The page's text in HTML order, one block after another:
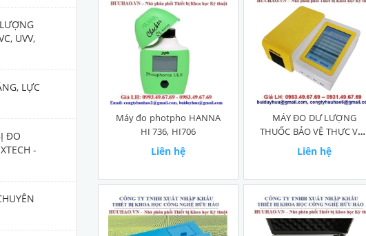
Máy đo photpho HANNA
HI 736, HI706
Liên hệ
MÁY ĐO DƯ LƯỢNG
THUỐC BẢO VỆ THỰC VẬT
NY-12DG
Liên hệ
UVV,
LỰC
ĐO
-